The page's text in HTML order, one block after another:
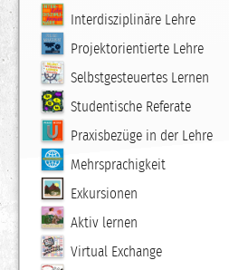
Interdisziplinäre Lehre
Projektorientierte Lehre
Selbstgesteuertes Lernen
Studentische Referate
Praxisbezüge in der Lehre
Mehrsprachigkeit
Exkursionen
Aktiv lernen
Virtual Exchange